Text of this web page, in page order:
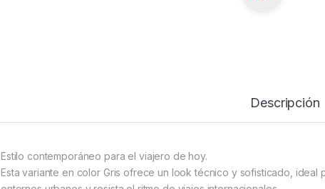
Descripción
Estilo contemporáneo para el viajero de hoy.
Esta variante en color Gris ofrece un look técnico y sofisticado, ideal